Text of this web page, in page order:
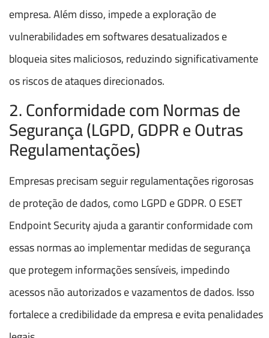
empresa. Além disso, impede a exploração de
vulnerabilidades em softwares desatualizados e
bloqueia sites maliciosos, reduzindo significativamente
os riscos de ataques direcionados.
2. Conformidade com Normas de
Segurança (LGPD, GDPR e Outras
Regulamentações)
Empresas precisam seguir regulamentações rigorosas
de proteção de dados, como LGPD e GDPR. O ESET
Endpoint Security ajuda a garantir conformidade com
essas normas ao implementar medidas de segurança
que protegem informações sensíveis, impedindo
acessos não autorizados e vazamentos de dados. Isso
fortalece a credibilidade da empresa e evita penalidades